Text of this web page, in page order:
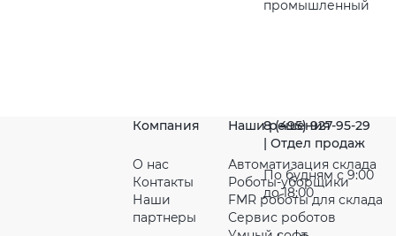
промышленный
Компания
О нас
Контакты
Наши
партнeры
Наши решения
Автоматизация склада
Роботы-уборщики
FMR роботы для склада
Сервис роботов
8 (495) 927-95-29
| Отдел продаж
По будням с 9:00
до 18:00